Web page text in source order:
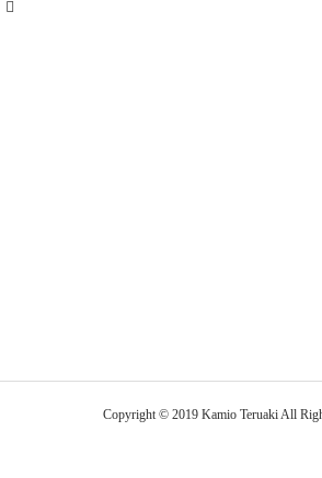
Copyright © 2019 Kamio Teruaki All